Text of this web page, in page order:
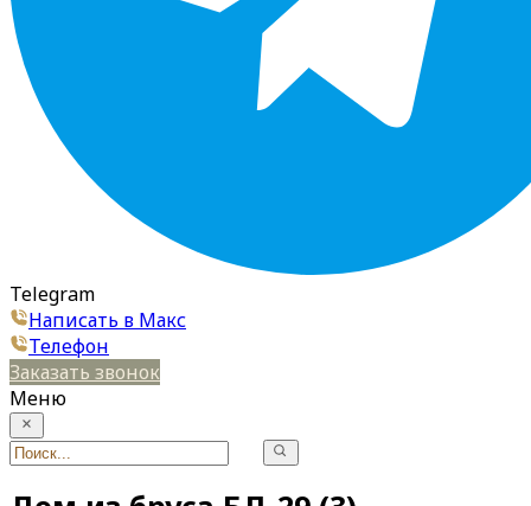
Telegram
Написать в Макс
Телефон
Заказать звонок
Меню